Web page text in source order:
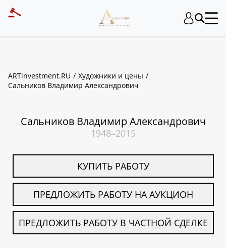
ARTinvestment.RU
Художники и цены
Сальников Владимир Александрович
Сальников Владимир Александрович
1948–2015
КУПИТЬ РАБОТУ
ПРЕДЛОЖИТЬ РАБОТУ НА АУКЦИОН
ПРЕДЛОЖИТЬ РАБОТУ В ЧАСТНОЙ СДЕЛКЕ